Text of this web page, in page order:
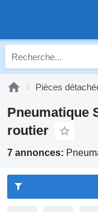
Pièces
Pneumatique
routier
7 annonces: